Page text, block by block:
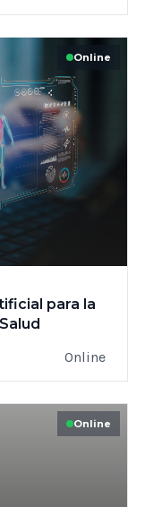
Online
para la
Online
Online